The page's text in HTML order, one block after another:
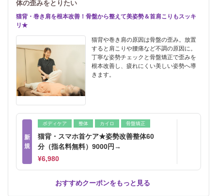
体の歪みをとりたい
猫背・巻き肩を根本改善！骨盤から整えて美姿勢＆首肩こりもスッキ
リ★
猫背や巻き肩の原因は骨盤の歪み。放置
すると肩こりや腰痛など不調の原因に。
丁寧な姿勢チェックと骨盤矯正で歪みを
根本改善し、疲れにくい美しい姿勢へ導
きます。
新
規
ボディケア 整体 カイロ 骨盤矯正
猫背・スマホ首ケア★姿勢改善整体60
分（指名料無料）9000円→
¥6,980
おすすめクーポンをもっと見る